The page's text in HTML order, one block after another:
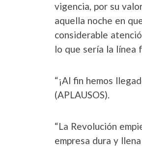
vigencia, por su
aquella noche en
considerable
lo que sería la línea
“¡Al fin hemos
(APLAUSOS).
“La Revolución
empresa dura y